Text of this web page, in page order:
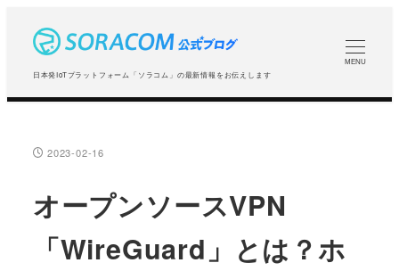
コ
日本発IoTプラットフォーム「ソラコム」の最新情報をお伝えします
MENU
投稿日
2023-02-16
オープンソースVPN
「WireGuard」とは？ホ